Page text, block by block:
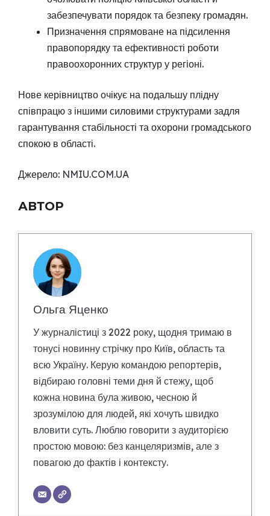
забезпечувати порядок та безпеку громадян.
Призначення спрямоване на підсилення
правопорядку та ефективності роботи
правоохоронних структур у регіоні.
Нове керівництво очікує на подальшу плідну
співпрацю з іншими силовими структурами задля
гарантування стабільності та охорони громадського
спокою в області.
Джерело: NMIU.COM.UA
АВТОР
Ольга Яценко
У журналістиці з 2022 року, щодня тримаю в
тонусі новинну стрічку про Київ, область та
всю Україну. Керую командою репортерів,
відбираю головні теми дня й стежу, щоб
кожна новина була живою, чесною й
зрозумілою для людей, які хочуть швидко
вловити суть. Люблю говорити з аудиторією
простою мовою: без канцеляризмів, але з
повагою до фактів і контексту.